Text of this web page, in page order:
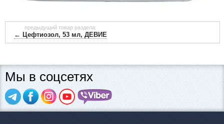
предыдущий товар раздела:
← Цефтиозол, 53 мл, ДЕВИЕ
Мы в соцсетях